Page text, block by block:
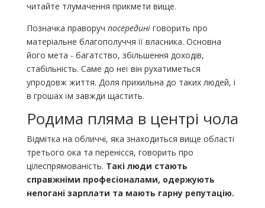
читайте тлумачення прикмети вище.
Позначка праворуч посерединіговорить про
матеріальне благополуччя її власника. Основна
його мета - багатство, збільшення доходів,
стабільність. Саме до неї він рухатиметься
упродовж життя. Доля прихильна до таких людей, і
в грошах їм завжди щастить.
Родима пляма в центрі чола
Відмітка на обличчі, яка знаходиться вище області
третього ока та перенісся, говорить про
цілеспрямованість. Такі люди стають
справжніми професіоналами, одержують
непогані зарплати та мають гарну репутацію.